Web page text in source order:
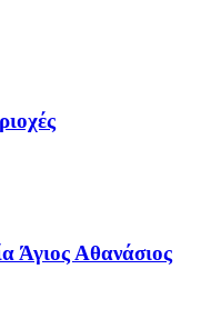
Άγιος Αθανάσιος